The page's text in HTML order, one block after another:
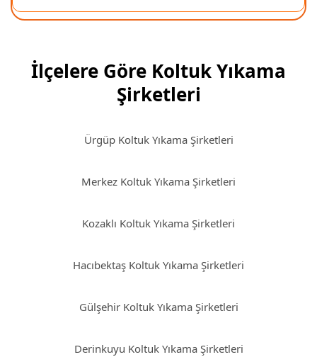
İlçelere Göre Koltuk Yıkama
Şirketleri
Ürgüp Koltuk Yıkama Şirketleri
Merkez Koltuk Yıkama Şirketleri
Kozaklı Koltuk Yıkama Şirketleri
Hacıbektaş Koltuk Yıkama Şirketleri
Gülşehir Koltuk Yıkama Şirketleri
Derinkuyu Koltuk Yıkama Şirketleri